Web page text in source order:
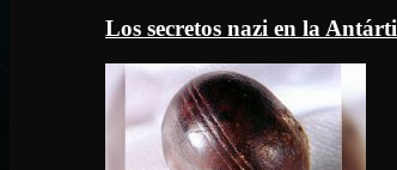
Los secretos nazi en la